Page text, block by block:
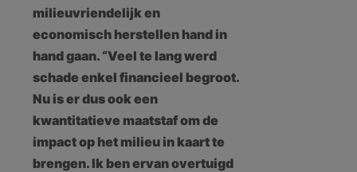
milieuvriendelijk en
economisch herstellen hand in
hand gaan. “Veel te lang werd
schade enkel financieel begroot.
Nu is er dus ook een
kwantitatieve maatstaf om de
impact op het milieu in kaart te
brengen. Ik ben ervan overtuigd